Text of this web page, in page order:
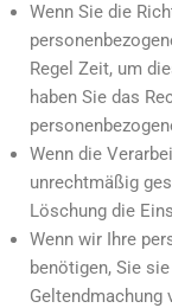
Wenn Sie die
Regel Zeit, um
haben Sie das
Wenn die
unrechtmäßig
Löschung die
Wenn wir Ihre
benötigen, Sie
Geltendmachung